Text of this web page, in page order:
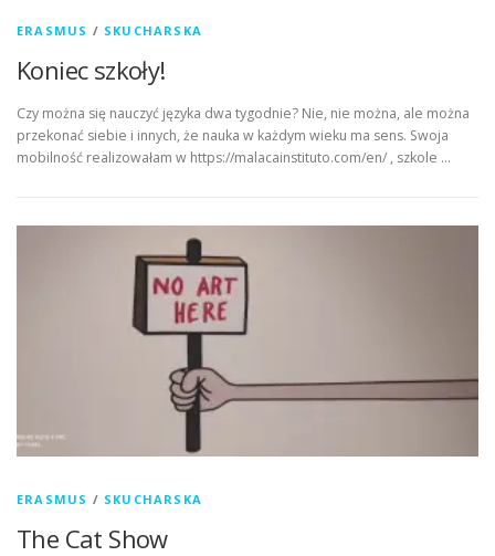
ERASMUS / SKUCHARSKA
Koniec szkoły!
Czy można się nauczyć języka dwa tygodnie? Nie, nie można, ale można
przekonać siebie i innych, że nauka w każdym wieku ma sens. Swoja
mobilność realizowałam w https://malacainstituto.com/en/ , szkole …
ERASMUS / SKUCHARSKA
The Cat Show